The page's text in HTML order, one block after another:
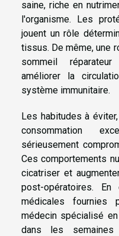
saine, riche en
l'organisme. Les
jouent un rôle
tissus. De même, une
sommeil
améliorer la
système immunitaire.
Les habitudes à
consommation
sérieusement
Ces comportements
cicatriser et
post-opératoires.
médicales fournies
médecin spécialisé
dans les semaines